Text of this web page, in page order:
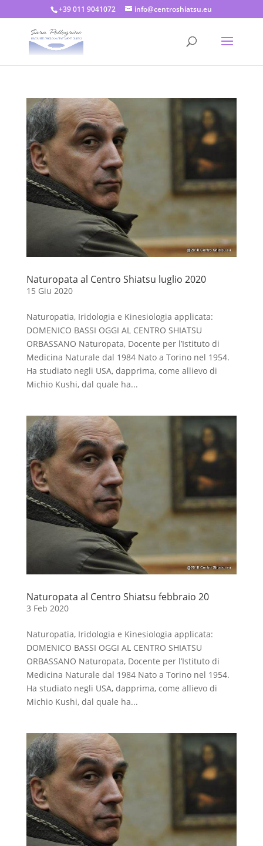
+39 011 9041072 info@centroshiatsu.eu
Naturopata al Centro Shiatsu luglio 2020
15 Giu 2020
Naturopatia, Iridologia e Kinesiologia applicata:
DOMENICO BASSI OGGI AL CENTRO SHIATSU
ORBASSANO Naturopata, Docente per l’Istituto di
Medicina Naturale dal 1984 Nato a Torino nel 1954.
Ha studiato negli USA, dapprima, come allievo di
Michio Kushi, dal quale ha...
Naturopata al Centro Shiatsu febbraio 20
3 Feb 2020
Naturopatia, Iridologia e Kinesiologia applicata:
DOMENICO BASSI OGGI AL CENTRO SHIATSU
ORBASSANO Naturopata, Docente per l’Istituto di
Medicina Naturale dal 1984 Nato a Torino nel 1954.
Ha studiato negli USA, dapprima, come allievo di
Michio Kushi, dal quale ha...